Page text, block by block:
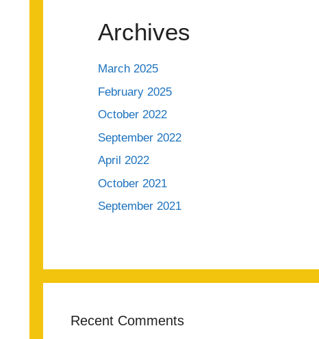
Archives
March 2025
February 2025
October 2022
September 2022
April 2022
October 2021
September 2021
Recent Comments